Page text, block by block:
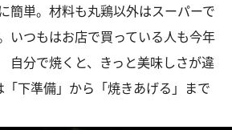
簡単。材料も丸鶏以外はスーパーで
いつもはお店で買っている人も今年
分で焼くと、きっと美味しさが違
下準備」から「焼きあげる」まで